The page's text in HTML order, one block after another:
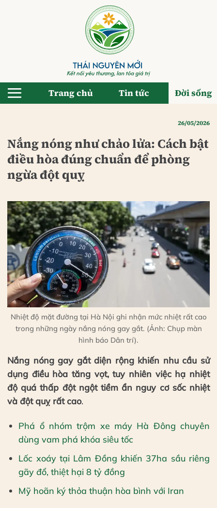
Trang chủ Tin tức Đời sống
26/05/2026
Nắng nóng như chảo lửa: Cách bật
điều hòa đúng chuẩn để phòng
ngừa đột quỵ
Nhiệt độ mặt đường tại Hà Nội ghi nhận mức nhiệt rất cao
trong những ngày nắng nóng gay gắt. (Ảnh: Chụp màn
hình báo Dân trí).
Nắng nóng gay gắt diện rộng khiến nhu cầu sử
dụng điều hòa tăng vọt, tuy nhiên việc hạ nhiệt
độ quá thấp đột ngột tiềm ẩn nguy cơ sốc nhiệt
và đột quỵ rất cao.
Phá ổ nhóm trộm xe máy Hà Đông chuyên
dùng vam phá khóa siêu tốc
Lốc xoáy tại Lâm Đồng khiến 37ha sầu riêng
gãy đổ, thiệt hại 8 tỷ đồng
Mỹ hoãn ký thỏa thuận hòa bình với Iran